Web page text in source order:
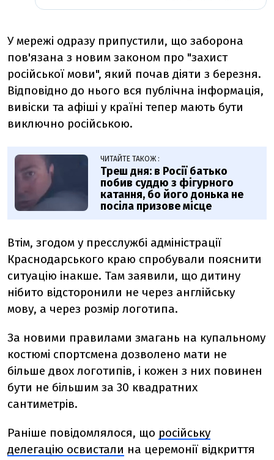
У мережі одразу припустили, що заборона
пов'язана з новим законом про "захист
російської мови", який почав діяти з березня.
Відповідно до нього вся публічна інформація,
вивіски та афіші у країні тепер мають бути
виключно російською.
ЧИТАЙТЕ ТАКОЖ :
Треш дня: в Росії батько
побив суддю з фігурного
катання, бо його донька не
посіла призове місце
Втім, згодом у пресслужбі адміністрації
Краснодарського краю спробували пояснити
ситуацію інакше. Там заявили, що дитину
нібито відсторонили не через англійську
мову, а через розмір логотипа.
За новими правилами змагань на купальному
костюмі спортсмена дозволено мати не
більше двох логотипів, і кожен з них повинен
бути не більшим за 30 квадратних
сантиметрів.
Раніше повідомлялося, що російську
делегацію освистали на церемонії відкриття